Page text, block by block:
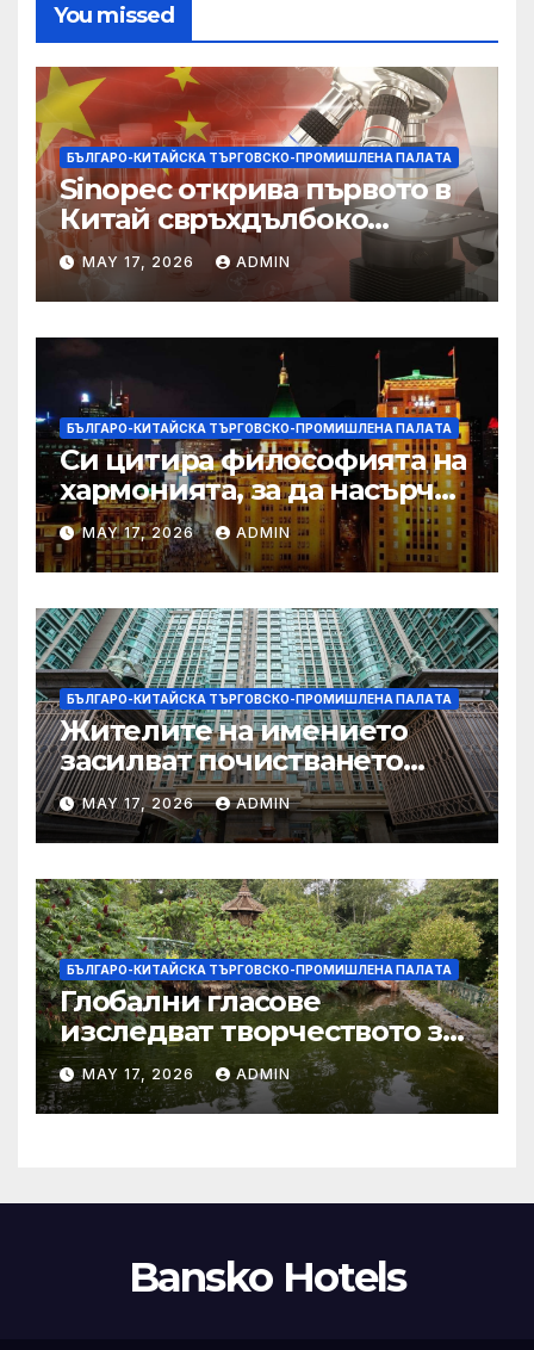
You missed
БЪЛГАРО-КИТАЙСКА ТЪРГОВСКО-ПРОМИШЛЕНА ПАЛAТА
Sinopec открива първото в
Китай свръхдълбоко
находище на шистов газ в
Съчуанския басейн
MAY 17, 2026 ADMIN
БЪЛГАРО-КИТАЙСКА ТЪРГОВСКО-ПРОМИШЛЕНА ПАЛAТА
Си цитира философията на
хармонията, за да насърчи
съжителството между
Китай и САЩ
MAY 17, 2026 ADMIN
БЪЛГАРО-КИТАЙСКА ТЪРГОВСКО-ПРОМИШЛЕНА ПАЛAТА
Жителите на имението
засилват почистването
след първия случай на
хепатит на плъхове в града
тази година
MAY 17, 2026 ADMIN
БЪЛГАРО-КИТАЙСКА ТЪРГОВСКО-ПРОМИШЛЕНА ПАЛAТА
Глобални гласове
изследват творчеството за
устойчиви градове в Wuxi
MAY 17, 2026 ADMIN
Bansko Hotels